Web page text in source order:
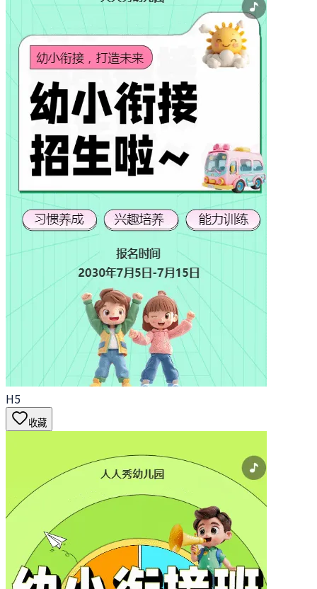
H5
收藏